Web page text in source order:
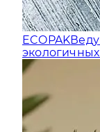
ECOPAK